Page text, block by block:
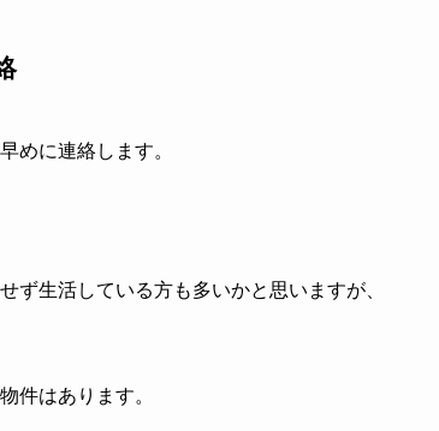
めに連絡します。
ず生活している方も多いかと思いますが、
件はあります。